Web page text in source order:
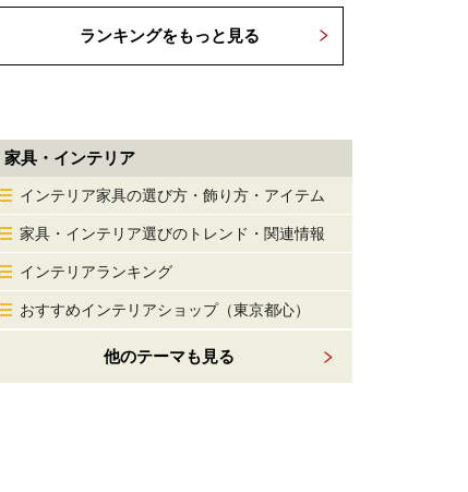
ランキングをもっと見る
家具・インテリア
インテリア家具の選び方・飾り方・アイテム
家具・インテリア選びのトレンド・関連情報
インテリアランキング
おすすめインテリアショップ（東京都心）
他のテーマも見る